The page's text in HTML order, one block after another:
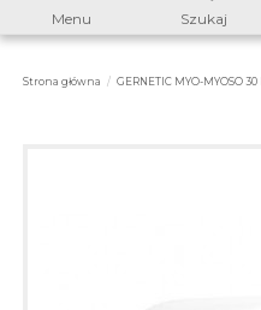
Menu Szukaj
Strona główna GERNETIC MYO-MYOSO 30